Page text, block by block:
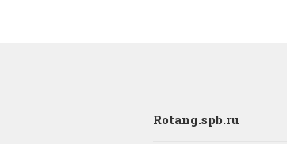
Rotang.spb.ru